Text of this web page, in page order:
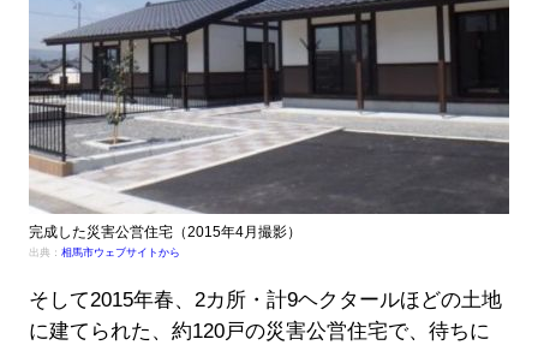
完成した災害公営住宅（2015年4月撮影）
出典： 相馬市ウェブサイトから
そして2015年春、2カ所・計9ヘクタールほどの土地
に建てられた、約120戸の災害公営住宅で、待ちに